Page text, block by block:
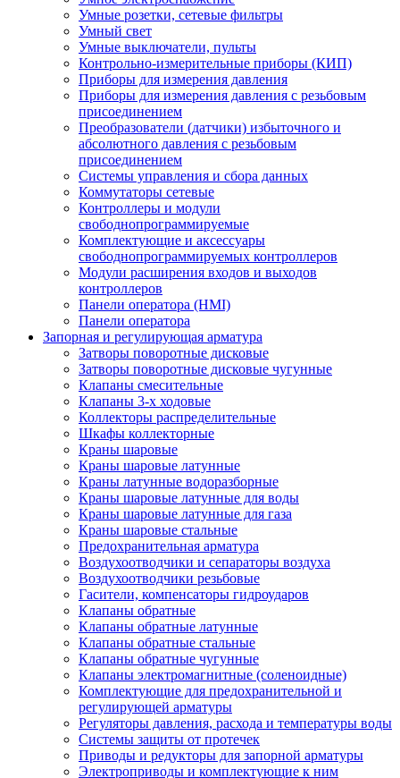
Умные розетки, сетевые фильтры
Умный свет
Умные выключатели, пульты
Контрольно-измерительные приборы (КИП)
Приборы для измерения давления
Приборы для измерения давления с резьбовым
присоединением
Преобразователи (датчики) избыточного и
абсолютного давления с резьбовым
присоединением
Системы управления и сбора данных
Коммутаторы сетевые
Контроллеры и модули
свободнопрограммируемые
Комплектующие и аксессуары
свободнопрограммируемых контроллеров
Модули расширения входов и выходов
контроллеров
Панели оператора (HMI)
Панели оператора
Запорная и регулирующая арматура
Затворы поворотные дисковые
Затворы поворотные дисковые чугунные
Клапаны смесительные
Клапаны 3-х ходовые
Коллекторы распределительные
Шкафы коллекторные
Краны шаровые
Краны шаровые латунные
Краны латунные водоразборные
Краны шаровые латунные для воды
Краны шаровые латунные для газа
Краны шаровые стальные
Предохранительная арматура
Воздухоотводчики и сепараторы воздуха
Воздухоотводчики резьбовые
Гасители, компенсаторы гидроударов
Клапаны обратные
Клапаны обратные латунные
Клапаны обратные стальные
Клапаны обратные чугунные
Клапаны электромагнитные (соленоидные)
Комплектующие для предохранительной и
регулирующей арматуры
Регуляторы давления, расхода и температуры воды
Системы защиты от протечек
Приводы и редукторы для запорной арматуры
Электроприводы и комплектующие к ним